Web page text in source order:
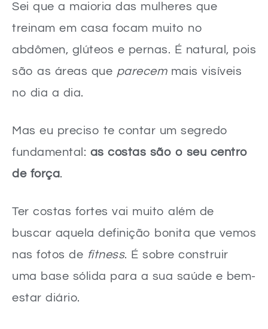
Sei que a maioria das mulheres que
treinam em casa focam muito no
abdômen, glúteos e pernas. É natural, pois
são as áreas que parecemmais visíveis
no dia a dia.
Mas eu preciso te contar um segredo
fundamental: as costas são o seu centro
de força.
Ter costas fortes vai muito além de
buscar aquela definição bonita que vemos
nas fotos de fitness. É sobre construir
uma base sólida para a sua saúde e bem-
estar diário.